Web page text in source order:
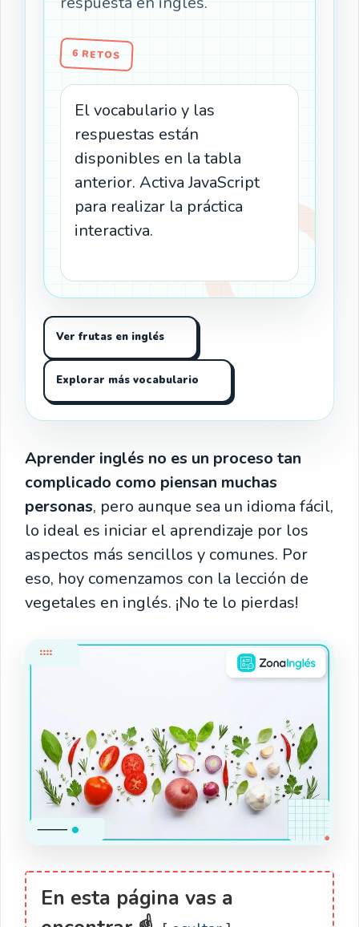
6 RETOS
El vocabulario y las
respuestas están
disponibles en la tabla
anterior. Activa JavaScript
para realizar la práctica
interactiva.
Ver frutas en inglés
Explorar más vocabulario
Aprender inglés no es un proceso tan
complicado como piensan muchas
personas, pero aunque sea un idioma fácil,
lo ideal es iniciar el aprendizaje por los
aspectos más sencillos y comunes. Por
eso, hoy comenzamos con la lección de
vegetales en inglés. ¡No te lo pierdas!
En esta página vas a